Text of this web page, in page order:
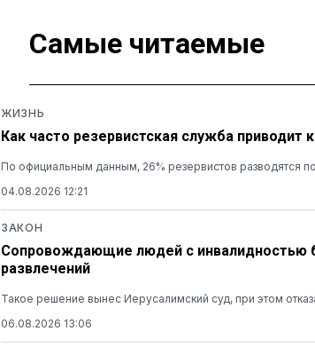
Самые читаемые
ЖИЗНЬ
Как часто резервистская служба приводит
По официальным данным, 26% резервистов разводятся
04.08.2026 12:21
ЗАКОН
Сопровождающие людей с инвалидностью
развлечений
Такое решение вынес Иерусалимский суд, при этом
06.08.2026 13:06